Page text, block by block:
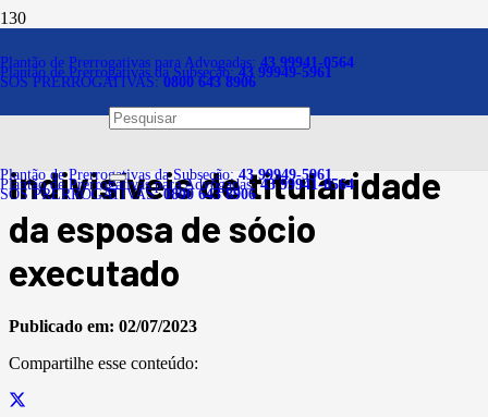
Plantão de Prerrogativas para Advogadas: 43 99941-0564
Plantão de Prerrogativas da Subseção:43 99949-5961
SOS PRERROGATIVAS:0800 643 8906
Plantão de Prerrogativas da Subseção:43 99949-5961
Plantão de Prerrogativas para Advogadas:43 99941-0564
SOS PRERROGATIVAS:0800 643 8906
TRT-2 autoriza pesquisa
patrimonial de bens
indivisíveis de titularidade
da esposa de sócio
executado
Publicado em: 02/07/2023
Compartilhe esse conteúdo: